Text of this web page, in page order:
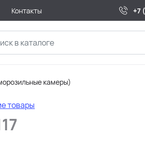
Контакты +7
камеры)
товары